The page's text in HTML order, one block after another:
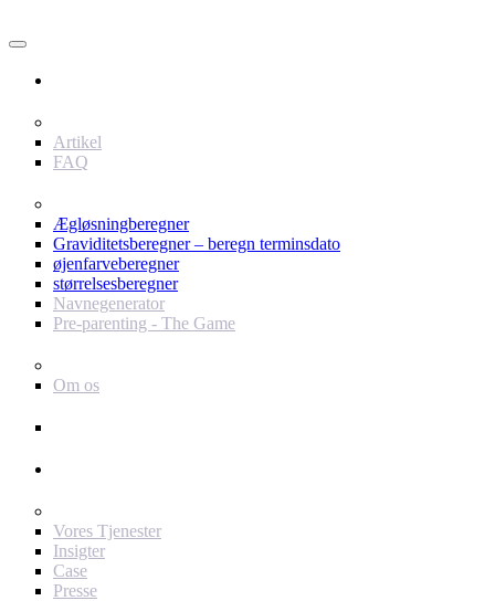
Artikel
FAQ
Ægløsningberegner
Graviditetsberegner – beregn terminsdato
øjenfarveberegner
størrelsesberegner
Navnegenerator
Pre-parenting - The Game
Om os
Vores Tjenester
Insigter
Case
Presse